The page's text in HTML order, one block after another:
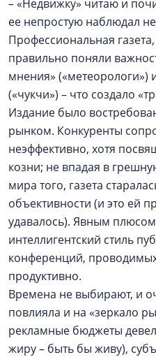
– «Недвижку» читаю и
ее непростую наблюдал
Профессиональная
правильно поняли
мнения» («метеорологи»)
(«чукчи») – что создало
Издание было
рынком. Конкуренты
неэффективно, хотя
козни; не впадая в
мира того, газета
объективности (и это ей
удавалось). Явным
интеллигентский стиль
конференций,
продуктивно.
Времена не выбирают, и
повлияла и на «зеркало
рекламные бюджеты
жиру – быть бы живу),